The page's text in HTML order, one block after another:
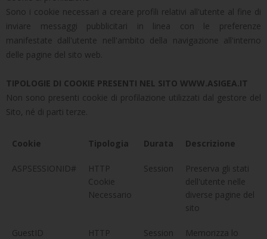
Sono i cookie necessari a creare profili relativi all'utente al fine di
inviare messaggi pubblicitari in linea con le preferenze
manifestate dall'utente nell'ambito della navigazione all'interno
delle pagine del sito web.
TIPOLOGIE DI COOKIE PRESENTI NEL SITO WWW.ASIGEA.IT
Non sono presenti cookie di profilazione utilizzati dal gestore del
Sito, né di parti terze.
Cookie Tipologia Durata Descrizione
ASPSESSIONID#
HTTP
Cookie
Necessario
Session
Preserva gli stati
dell'utente nelle
diverse pagine del
sito
GuestID
HTTP
Session
Memorizza lo